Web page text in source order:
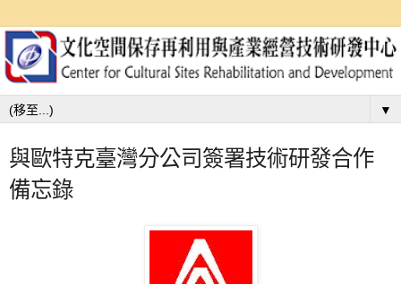
▼
與歐特克臺灣分公司簽署技術研發合作
備忘錄